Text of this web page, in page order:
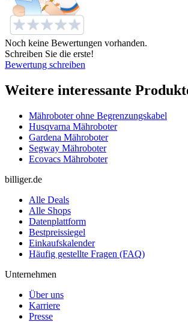
Noch keine Bewertungen vorhanden.
Schreiben Sie die erste!
Bewertung schreiben
Weitere interessante
Mähroboter ohne Begrenzungskabel
Husqvarna Mähroboter
Gardena Mähroboter
Segway Mähroboter
Ecovacs Mähroboter
billiger.de
Alle Deals
Alle Shops
Datenplattform
Bestpreissiegel
Einkaufskalender
Häufig gestellte Fragen (FAQ)
Unternehmen
Über uns
Karriere
Presse